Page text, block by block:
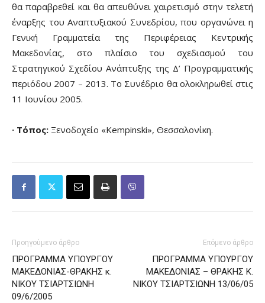
θα παραβρεθεί και θα απευθύνει χαιρετισμό στην τελετή
έναρξης του Αναπτυξιακού Συνεδρίου, που οργανώνει η
Γενική Γραμματεία της Περιφέρειας Κεντρικής
Μακεδονίας, στο πλαίσιο του σχεδιασμού του
Στρατηγικού Σχεδίου Ανάπτυξης της Δ’ Προγραμματικής
περιόδου 2007 – 2013. Το Συνέδριο θα ολοκληρωθεί στις
11 Ιουνίου 2005.
· Τόπος: Ξενοδοχείο «Kempinski», Θεσσαλονίκη.
Προηγούμενο άρθρο
ΠΡΟΓΡΑΜΜΑ ΥΠΟΥΡΓΟΥ
ΜΑΚΕΔΟΝΙΑΣ-ΘΡΑΚΗΣ κ.
ΝΙΚΟΥ ΤΣΙΑΡΤΣΙΩΝΗ
09/6/2005
Επόμενο άρθρο
ΠΡΟΓΡΑΜΜΑ ΥΠΟΥΡΓΟΥ
ΜΑΚΕΔΟΝΙΑΣ – ΘΡΑΚΗΣ Κ.
ΝΙΚΟΥ ΤΣΙΑΡΤΣΙΩΝΗ 13/06/05